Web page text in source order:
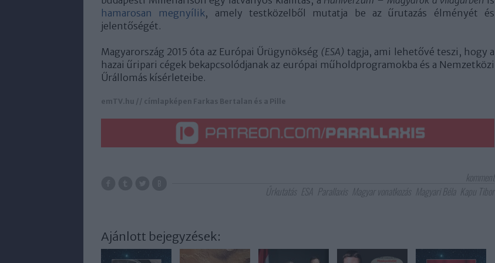
hamarosan megnyílik, amely testközelből mutatja be az űrutazás élményét és
jelentőségét.
Magyarország 2015 óta az Európai Űrügynökség (ESA) tagja, ami lehetővé teszi, hogy a
hazai űripari cégek bekapcsolódjanak az európai műholdprogramokba és a Nemzetközi
Űrállomás kísérleteibe.
emTV.hu // címlapképen Farkas Bertalan és a Pille
komment
Űrkutatás ESA Parallaxis Magyar vonatkozás Magyari Béla Kapu Tibor
Ajánlott bejegyzések: